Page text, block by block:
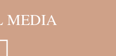
MEDIA